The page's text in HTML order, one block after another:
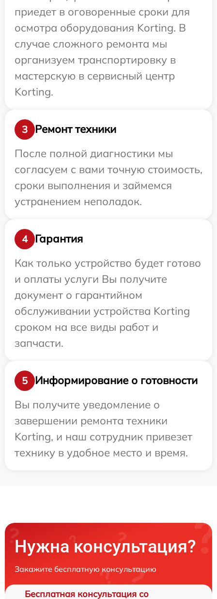
приедет в оговоренные сроки для
осмотра оборудования Korting. В
случае сложного ремонта мы
организуем транспортировку в
мастерскую в сервисный центр
Korting.
3
Ремонт техники
После полной диагностики мы
согласуем с вами точную стоимость,
сроки выполнения и займемся
устранением неполадок.
4
Гарантия
Как только устройство будет готово
и оплаты услуги Вы получите
документ о гарантийном
обслуживании устройства Korting
сроком на все виды работ и
запчасти.
5
Информирование о готовности
Вы получите уведомление о
завершении ремонта техники
Korting, и наш сотрудник привезет
технику в удобное место и время.
Нужна консультация?
Закажите бесплатную консультацию
Бесплатная консультация со